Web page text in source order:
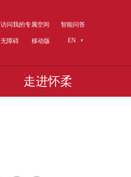
访问我的专属空间 智能问答
无障碍 移动版 EN
走进怀柔